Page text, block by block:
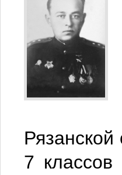
7